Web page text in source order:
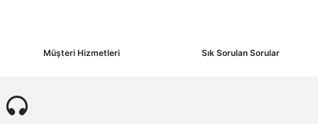
20 Mart 2024
Müşteri Hizmetleri Sık Sorulan Sorular